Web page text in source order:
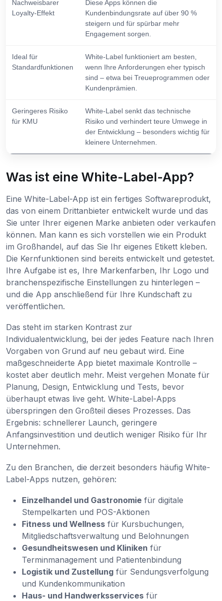
Nachweisbarer
Loyalty-Effekt
Diese Apps können die
Kundenbindungsrate auf über 90 %
steigern und für spürbar mehr
Engagement sorgen.
Ideal für
Standardfunktionen
White-Label funktioniert am besten,
wenn Ihre Anforderungen eher typisch
sind – etwa bei Treueprogrammen oder
Kundenprämien.
Geringeres Risiko
für KMU
White-Label senkt das technische
Risiko und verhindert teure Umwege in
der Entwicklung – besonders wichtig für
kleinere Unternehmen.
Was ist eine White-Label-App?
Eine White-Label-App ist ein fertiges Softwareprodukt,
das von einem Drittanbieter entwickelt wurde und das
Sie unter Ihrer eigenen Marke anbieten oder verkaufen
können. Man kann es sich vorstellen wie ein Produkt
im Großhandel, auf das Sie Ihr eigenes Etikett kleben.
Die Kernfunktionen sind bereits entwickelt und getestet.
Ihre Aufgabe ist es, Ihre Markenfarben, Ihr Logo und
branchenspezifische Einstellungen zu hinterlegen –
und die App anschließend für Ihre Kundschaft zu
veröffentlichen.
Das steht im starken Kontrast zur
Individualentwicklung, bei der jedes Feature nach Ihren
Vorgaben von Grund auf neu gebaut wird. Eine
maßgeschneiderte App bietet maximale Kontrolle –
kostet aber deutlich mehr. Meist vergehen Monate für
Planung, Design, Entwicklung und Tests, bevor
überhaupt etwas live geht. White-Label-Apps
überspringen den Großteil dieses Prozesses. Das
Ergebnis: schnellerer Launch, geringere
Anfangsinvestition und deutlich weniger Risiko für Ihr
Unternehmen.
Zu den Branchen, die derzeit besonders häufig White-
Label-Apps nutzen, gehören:
Einzelhandel und Gastronomie für digitale
Stempelkarten und POS-Aktionen
Fitness und Wellness für Kursbuchungen,
Mitgliedschaftsverwaltung und Belohnungen
Gesundheitswesen und Kliniken für
Terminmanagement und Patientenbindung
Logistik und Zustellung für Sendungsverfolgung
und Kundenkommunikation
Haus- und Handwerksservices für